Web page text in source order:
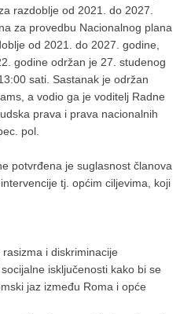
razdoblje od 2021. do 2027.
za provedbu Nacionalnog plana
od 2021. do 2027. godine,
godine održan je 27. studenog
sati. Sastanak je održan
a vodio ga je voditelj Radne
prava i prava nacionalnih
pol.
potvrđena je suglasnost članova
tj. općim ciljevima, koji
i diskriminacije
isključenosti kako bi se
jaz između Roma i opće